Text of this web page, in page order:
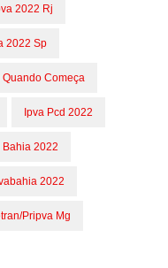
2022 Rj
2022 Sp
Quando Começa
Ipva Pcd 2022
Bahia 2022
2022
pripva Mg